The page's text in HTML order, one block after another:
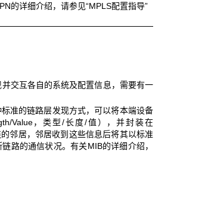
的详细介绍，请参见“MPLS配置指导”
交互各自的系统及配置信息，需要有一
准的链路层发现方式，可以将本端设备
Value，类型/长度/值），并封装在
邻居，邻居收到这些信息后将其以标准
路的通信状况。有关MIB的详细介绍，